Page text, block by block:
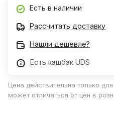
Есть в наличии
Рассчитать доставку
Нашли дешевле?
Есть кэшбэк UDS
Цена действительна только
может отличаться от цен в